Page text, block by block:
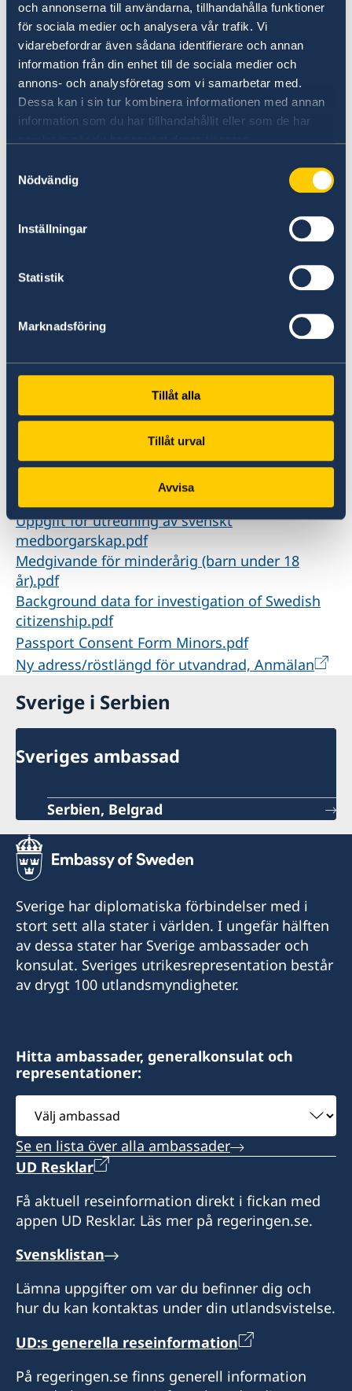
och annonserna till användarna, tillhandahålla funktioner
för sociala medier och analysera vår trafik. Vi
vidarebefordrar även sådana identifierare och annan
information från din enhet till de sociala medier och
annons- och analysföretag som vi samarbetar med.
Dessa kan i sin tur kombinera informationen med annan
information som du har tillhandahållit eller som de har
Nödvändig
Inställningar
Statistik
Marknadsföring
Tillåt alla
Tillåt urval
Avvisa
Har du dubbelt medborgarskap ska detta
visas genom handling/legitimation som
styrker detta.
Ifylld passansökan/uppgifter för prövning
av svenskt medborgarskap.
namn måste det vara registrerat innan du kan
ansöka om ett nytt pass.
Du kan betala avgiften för passansökan som
betalkort eller kontant vid ansökningstillfället.
dokument utfärdade på annat språk än svenska
översättare.
Ladda ner blanketten
Ladda ner blanketter
Uppgift för utredning av svenskt
medborgarskap.pdf
Medgivande för minderårig (barn under 18
år).pdf
Background data for investigation of Swedish
citizenship.pdf
Passport Consent Form Minors.pdf
Ny adress/röstlängd för utvandrad, Anmälan
Sverige i Serbien
Sveriges ambassad
Serbien, Belgrad
Sverige har diplomatiska förbindelser med i
stort sett alla stater i världen. I ungefär hälften
av dessa stater har Sverige ambassader och
konsulat. Sveriges utrikesrepresentation består
av drygt 100 utlandsmyndigheter.
Hitta ambassader, generalkonsulat och
representationer:
ambassad
Se en lista över alla ambassader
UD Resklar
Få aktuell reseinformation direkt i fickan med
appen UD Resklar. Läs mer på regeringen.se.
Svensklistan
Lämna uppgifter om var du befinner dig och
hur du kan kontaktas under din utlandsvistelse.
UD:s generella reseinformation
På regeringen.se finns generell information